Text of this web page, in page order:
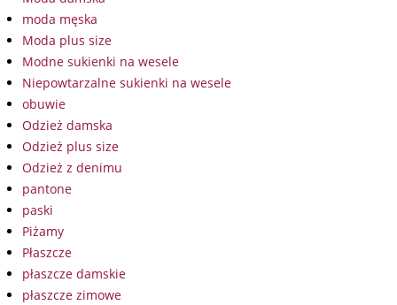
moda męska
Moda plus size
Modne sukienki na wesele
Niepowtarzalne sukienki na wesele
obuwie
Odzież damska
Odzież plus size
Odzież z denimu
pantone
paski
Piżamy
Płaszcze
płaszcze damskie
płaszcze zimowe